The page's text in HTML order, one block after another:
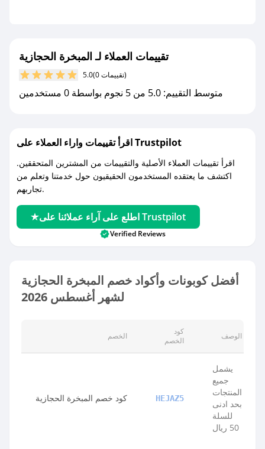
تقييمات العملاء لـ المبخرة الحجازية
5.0 (0 تقييمات)
متوسط التقييم: 5.0 من 5 نجوم بواسطة 0 مستخدمين
اقرأ تقييمات واراء العملاء على Trustpilot
اقرأ تقييمات العملاء الأصلية والتقييمات من المشترين المتحققين.
اكتشف ما يعتقده المستخدمون الحقيقيون حول خدمتنا وتعلم من
تجاربهم.
اطلع على آراء عملائنا على Trustpilot
Verified Reviews
أفضل كوبونات وأكواد خصم المبخرة الحجازية
لشهر أغسطس 2026
الخصم
كود
الخصم
الوصف
كود خصم المبخرة الحجازية HEJAZ5
يشمل
جميع
المنتجات
بحد ادنى
للسلة
50 ريال